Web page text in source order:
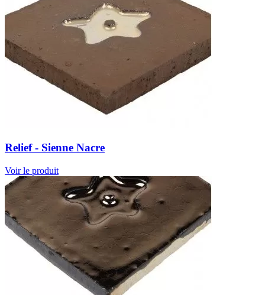
Relief - Sienne Nacre
Voir le produit